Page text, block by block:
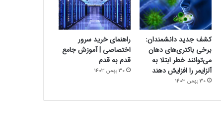
کشف جدید دانشمندان:
برخی باکتری‌های دهان
می‌توانند خطر ابتلا به
آلزایمر را افزایش دهند
30 بهمن 1403
راهنمای خرید سرور
اختصاصی | آموزش جامع
قدم به قدم
30 بهمن 1403